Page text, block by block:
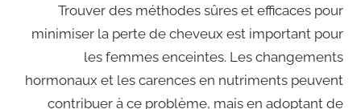
Trouver des méthodes sûres et efficaces pour
minimiser la perte de cheveux est important pour
les femmes enceintes. Les changements
hormonaux et les carences en nutriments peuvent
contribuer à ce problème, mais en adoptant de